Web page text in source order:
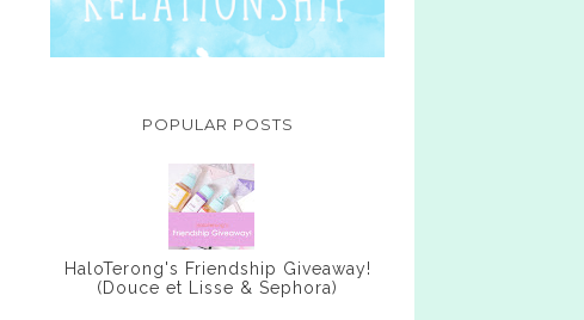
POPULAR POSTS
HaloTerong's Friendship Giveaway!
(Douce et Lisse & Sephora)